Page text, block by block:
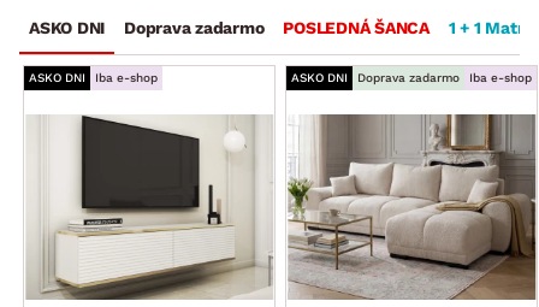
ASKO DNI Doprava zadarmo POSLEDNÁ ŠANCA 1 + 1
ASKO DNI Iba e-shop ASKO DNI Doprava zadarmo Iba e-shop